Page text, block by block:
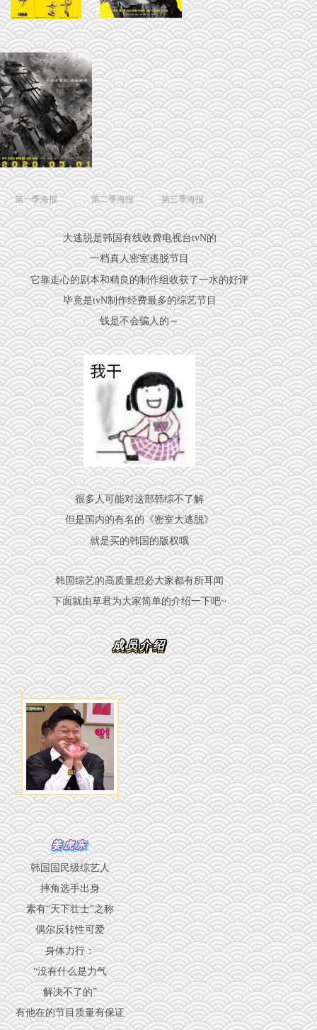
第一季海报 第二季海报 第三季海报
大逃脱是韩国有线收费电视台tvN的
一档真人密室逃脱节目
它靠走心的剧本和精良的制作组收获了一水的好评
毕竟是tvN制作经费最多的综艺节目
钱是不会骗人的～
很多人可能对这部韩综不了解
但是国内的有名的《密室大逃脱》
就是买的韩国的版权哦
韩国综艺的高质量想必大家都有所耳闻
下面就由草君为大家简单的介绍一下吧~
成员介绍
姜虎东
韩国国民级综艺人
摔角选手出身
素有“天下壮士”之称
偶尔反转性可爱
身体力行：
“没有什么是力气
解决不了的”
有他在的节目质量有保证